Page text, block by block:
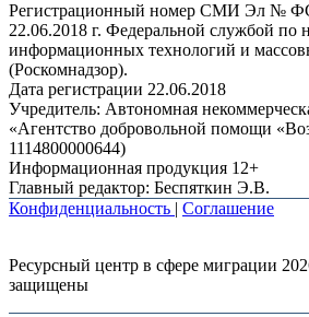
Регистрационный номер СМИ Эл №
22.06.2018 г. Федеральной службой по
информационных технологий и
(Роскомнадзор).
Дата регистрации 22.06.2018
Учредитель: Автономная
«Агентство добровольной помощи
1114800000644)
Информационная продукция 12+
Главный редактор: Беспяткин Э.В.
Конфиденциальность | Соглашение
Ресурсный центр в сфере миграции
защищены